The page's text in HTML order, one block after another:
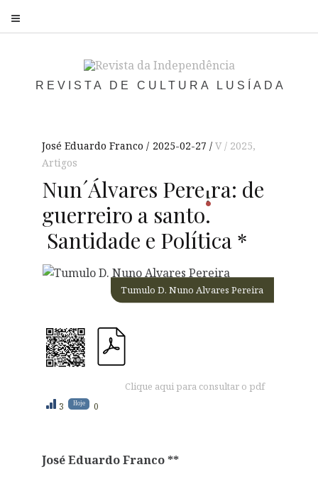
REVISTA DE CULTURA LUSÍADA
José Eduardo Franco 2025-02-27 V / 2025,
Artigos
Nun´Álvares Pereira: de
guerreiro a santo.
Santidade e Política *
Tumulo D. Nuno Alvares Pereira
Clique aqui para consultar o pdf
3 Hoje 0
José Eduardo Franco **